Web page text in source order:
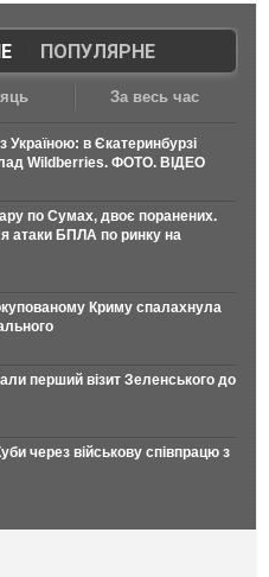
| ПОПУЛЯРНЕ
За весь час
Україною: в Єкатеринбурзі
Wildberries. ФОТО. ВІДЕО
по Сумах, двоє поранених.
атаки БПЛА по ринку на
Криму спалахнула
перший візит Зеленського до
через військову співпрацю з